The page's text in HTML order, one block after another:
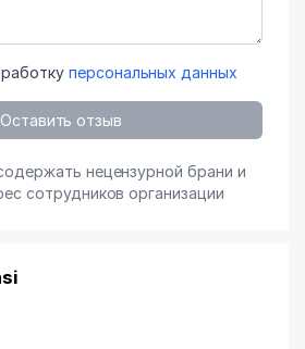
персональных данных
Оставить отзыв
нецензурной брани и
сотрудников организации